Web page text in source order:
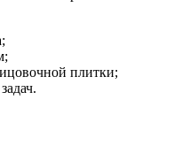
плитки;